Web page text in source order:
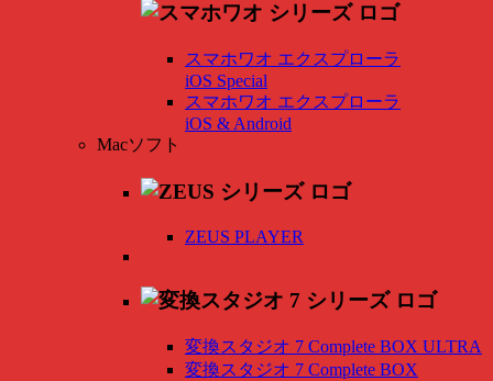
スマホワオ エクスプローラ
iOS Special
スマホワオ エクスプローラ
iOS & Android
Macソフト
ZEUS PLAYER
変換スタジオ 7 Complete BOX ULTRA
変換スタジオ 7 Complete BOX